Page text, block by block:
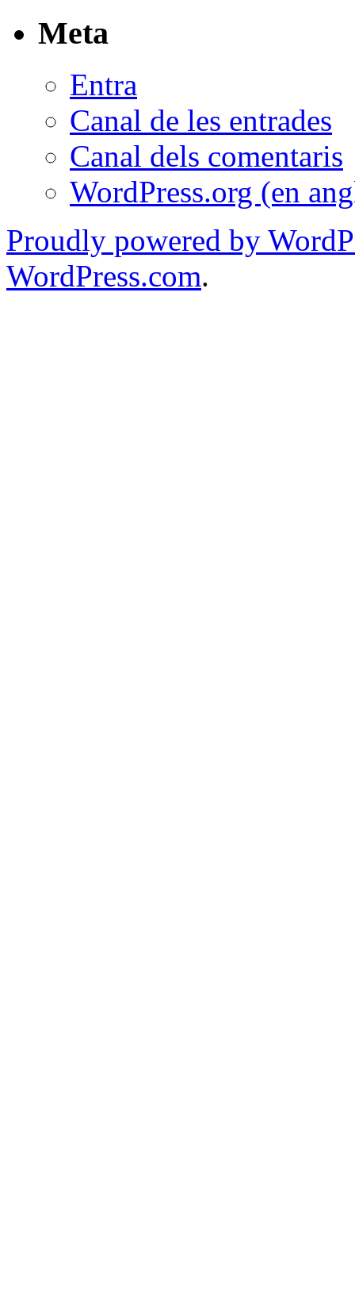
Meta
Entra
Canal de les entrades
Canal dels comentaris
WordPress.org (en
Proudly powered by
WordPress.com.